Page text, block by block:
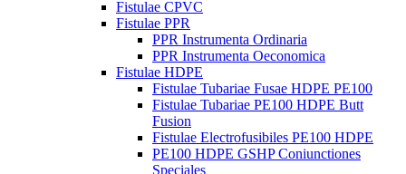
Fistulae CPVC
Fistulae PPR
PPR Instrumenta Ordinaria
PPR Instrumenta Oeconomica
Fistulae HDPE
Fistulae Tubariae Fusae HDPE PE100
Fistulae Tubariae PE100 HDPE Butt
Fusion
Fistulae Electrofusibiles PE100 HDPE
PE100 HDPE GSHP Coniunctiones
Speciales